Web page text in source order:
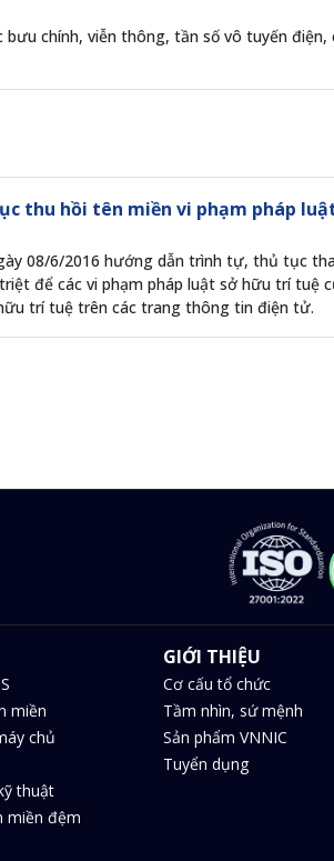
chính, viễn thông, tần số vô tuyến điện,
thu hồi tên miền vi phạm pháp
08/6/2016 hướng dẫn trình tự, thủ tục
để các vi phạm pháp luật sở hữu trí tuệ
trí tuệ trên các trang thông tin điện tử.
miền
chủ
thuật
miền đệm
GIỚI THIỆU
Cơ cấu tổ chức
Tầm nhìn, sứ mệnh
Sản phẩm VNNIC
Tuyển dụng